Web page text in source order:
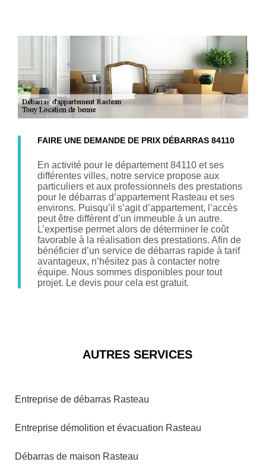
FAIRE UNE DEMANDE DE PRIX DÉBARRAS 84110
En activité pour le département 84110 et ses
différentes villes, notre service propose aux
particuliers et aux professionnels des prestations
pour le débarras d’appartement Rasteau et ses
environs. Puisqu’il s’agit d’appartement, l’accès
peut être différent d’un immeuble à un autre.
L’expertise permet alors de déterminer le coût
favorable à la réalisation des prestations. Afin de
bénéficier d’un service de débarras rapide à tarif
avantageux, n’hésitez pas à contacter notre
équipe. Nous sommes disponibles pour tout
projet. Le devis pour cela est gratuit.
AUTRES SERVICES
Entreprise de débarras Rasteau
Entreprise démolition et évacuation Rasteau
Débarras de maison Rasteau